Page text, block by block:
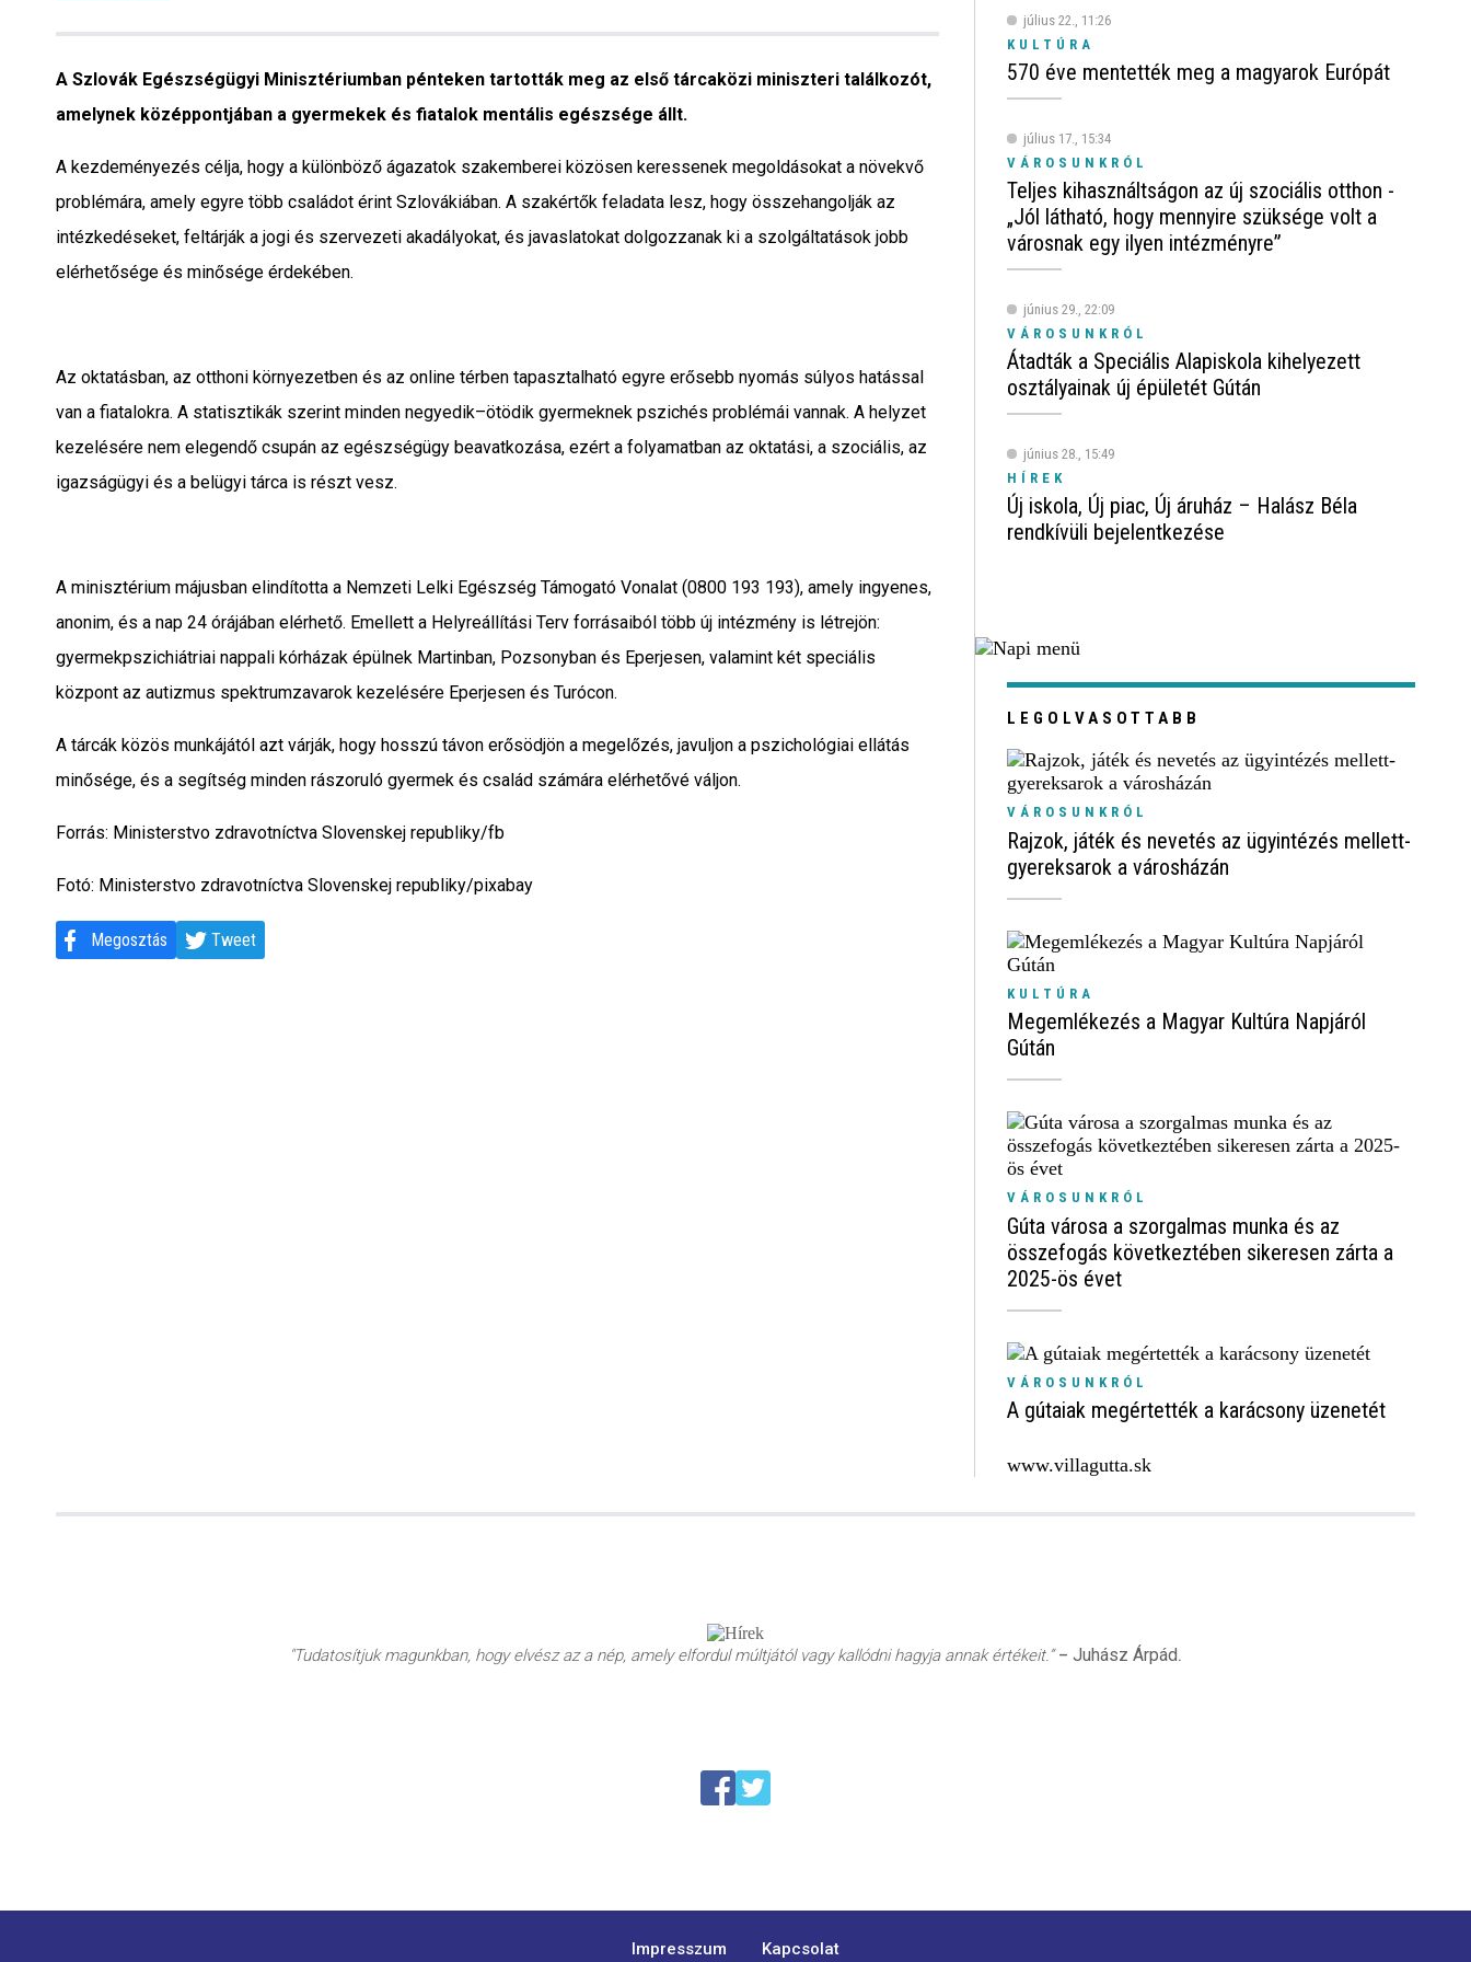
Gyereksarok
PR
A Szlovák Egészségügyi Minisztériumban pénteken tartották meg az első tárcaközi miniszteri találkozót,
amelynek középpontjában a gyermekek és fiatalok mentális egészsége állt.
A kezdeményezés célja, hogy a különböző ágazatok szakemberei közösen keressenek megoldásokat a növekvő
problémára, amely egyre több családot érint Szlovákiában. A szakértők feladata lesz, hogy összehangolják az
intézkedéseket, feltárják a jogi és szervezeti akadályokat, és javaslatokat dolgozzanak ki a szolgáltatások jobb
elérhetősége és minősége érdekében.
Az oktatásban, az otthoni környezetben és az online térben tapasztalható egyre erősebb nyomás súlyos hatással
van a fiatalokra. A statisztikák szerint minden negyedik–ötödik gyermeknek pszichés problémái vannak. A helyzet
kezelésére nem elegendő csupán az egészségügy beavatkozása, ezért a folyamatban az oktatási, a szociális, az
igazságügyi és a belügyi tárca is részt vesz.
A minisztérium májusban elindította a Nemzeti Lelki Egészség Támogató Vonalat (0800 193 193), amely ingyenes,
anonim, és a nap 24 órájában elérhető. Emellett a Helyreállítási Terv forrásaiból több új intézmény is létrejön:
gyermekpszichiátriai nappali kórházak épülnek Martinban, Pozsonyban és Eperjesen, valamint két speciális
központ az autizmus spektrumzavarok kezelésére Eperjesen és Turócon.
A tárcák közös munkájától azt várják, hogy hosszú távon erősödjön a megelőzés, javuljon a pszichológiai ellátás
minősége, és a segítség minden rászoruló gyermek és család számára elérhetővé váljon.
Forrás: Ministerstvo zdravotníctva Slovenskej republiky/fb
Fotó: Ministerstvo zdravotníctva Slovenskej republiky/pixabay
Megosztás Tweet
LEGOLVASOTTABB
VÁROSUNKRÓL
Rajzok, játék és nevetés az ügyintézés mellett-
gyereksarok a városházán
KULTÚRA
Megemlékezés a Magyar Kultúra Napjáról
Gútán
VÁROSUNKRÓL
Gúta városa a szorgalmas munka és az
összefogás következtében sikeresen zárta a
2025-ös évet
VÁROSUNKRÓL
A gútaiak megértették a karácsony üzenetét
július 22., 11:26
KULTÚRA
570 éve mentették meg a magyarok Európát
július 17., 15:34
VÁROSUNKRÓL
Teljes kihasználtságon az új szociális otthon -
„Jól látható, hogy mennyire szüksége volt a
városnak egy ilyen intézményre”
június 29., 22:09
VÁROSUNKRÓL
Átadták a Speciális Alapiskola kihelyezett
osztályainak új épületét Gútán
június 28., 15:49
HÍREK
Új iskola, Új piac, Új áruház – Halász Béla
rendkívüli bejelentkezése
www.villagutta.sk
"Tudatosítjuk magunkban, hogy elvész az a nép, amely elfordul múltjától vagy kallódni hagyja annak értékeit.”– Juhász Árpád.
Impresszum Kapcsolat